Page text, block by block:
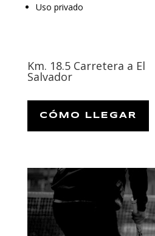
Uso privado
Km. 18.5 Carretera a El
Salvador
CÓMO LLEGAR